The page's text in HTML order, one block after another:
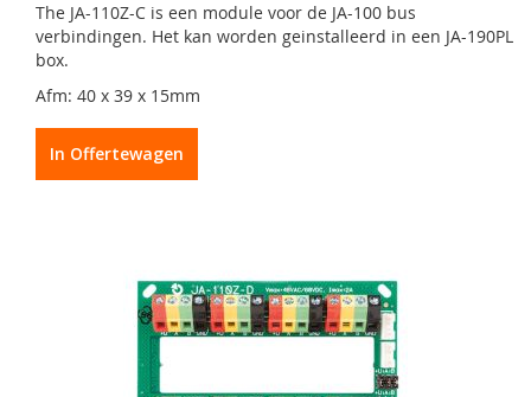
The JA-110Z-C is een module voor de JA-100 bus
verbindingen. Het kan worden geinstalleerd in een JA-190PL
box.
Afm: 40 x 39 x 15mm
In Offertewagen